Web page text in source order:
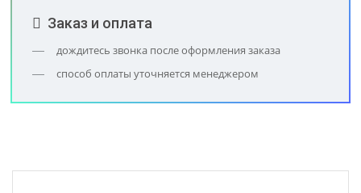
Заказ и оплата
дождитесь звонка после оформления заказа
способ оплаты уточняется менеджером